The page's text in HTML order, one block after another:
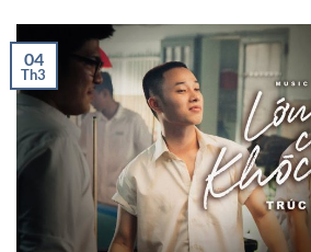
04
Th3